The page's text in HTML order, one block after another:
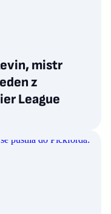
mistr
z
League